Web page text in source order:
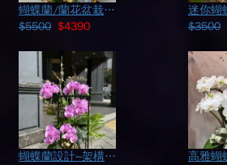
蝴蝶蘭/蘭花盆栽 110011822
$5500 $4390
$3500
蝴蝶蘭設計~架構式 107102912